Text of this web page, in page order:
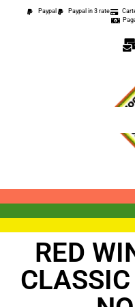
Paypal Paypal in 3 rate
RED